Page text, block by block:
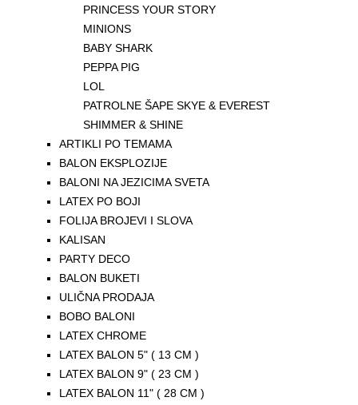
PRINCESS YOUR STORY
MINIONS
BABY SHARK
PEPPA PIG
LOL
PATROLNE ŠAPE SKYE & EVEREST
SHIMMER & SHINE
ARTIKLI PO TEMAMA
BALON EKSPLOZIJE
BALONI NA JEZICIMA SVETA
LATEX PO BOJI
FOLIJA BROJEVI I SLOVA
KALISAN
PARTY DECO
BALON BUKETI
ULIČNA PRODAJA
BOBO BALONI
LATEX CHROME
LATEX BALON 5" ( 13 CM )
LATEX BALON 9" ( 23 CM )
LATEX BALON 11" ( 28 CM )